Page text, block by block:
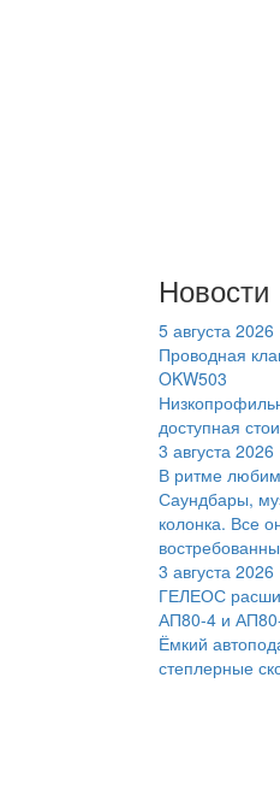
Новости
5 августа 2026
Проводная
OKW503
доступная
3 августа 2026
В ритме
Саундбары,
колонка. Все
3 августа 2026
ГЕЛЕОС
АП80-4 и
Ёмкий
степлерные